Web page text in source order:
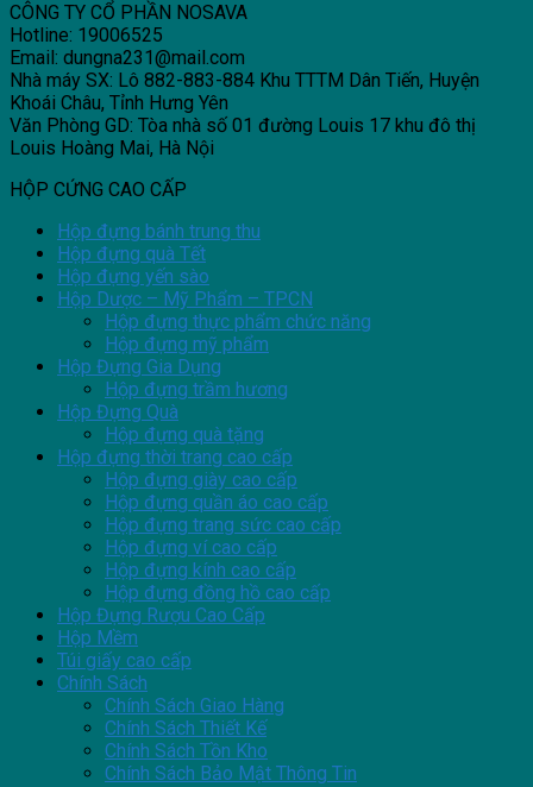
CÔNG TY CỔ PHẦN NOSAVA
Hotline: 19006525
Email: dungna231@mail.com
Nhà máy SX: Lô 882-883-884 Khu TTTM Dân Tiến, Huyện
Khoái Châu, Tỉnh Hưng Yên
Văn Phòng GD: Tòa nhà số 01 đường Louis 17 khu đô thị
Louis Hoàng Mai, Hà Nội
HỘP CỨNG CAO CẤP
Hộp đựng bánh trung thu
Hộp đựng quà Tết
Hộp đựng yến sào
Hộp Dược – Mỹ Phẩm – TPCN
Hộp đựng thực phẩm chức năng
Hộp đựng mỹ phẩm
Hộp Đựng Gia Dụng
Hộp đựng trầm hương
Hộp Đựng Quà
Hộp đựng quà tặng
Hộp đựng thời trang cao cấp
Hộp đựng giày cao cấp
Hộp đựng quần áo cao cấp
Hộp đựng trang sức cao cấp
Hộp đựng ví cao cấp
Hộp đựng kính cao cấp
Hộp đựng đồng hồ cao cấp
Hộp Đựng Rượu Cao Cấp
Hộp Mềm
Túi giấy cao cấp
Chính Sách
Chính Sách Giao Hàng
Chính Sách Thiết Kế
Chính Sách Tồn Kho
Chính Sách Bảo Mật Thông Tin